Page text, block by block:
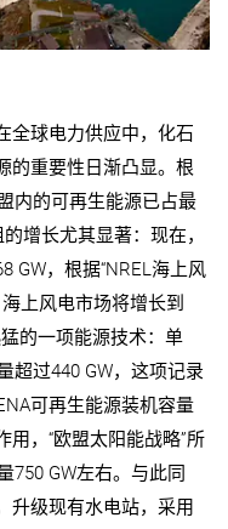
全球电力供应中，化石
的重要性日渐凸显。根
内的可再生能源已占最
增长尤其显著：现在，
GW，根据“NREL海上风
上风电市场将增长到
的一项能源技术：单
超过440 GW，这项记录
可再生能源装机容量
， “欧盟太阳能战略”所
750 GW左右。与此同
升级现有水电站，采用